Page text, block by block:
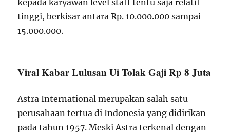
kepada karyawan level staff tentu saja relatif
tinggi, berkisar antara Rp. 10.000.000 sampai
15.000.000.
Viral Kabar Lulusan Ui Tolak Gaji Rp 8 Juta
Astra International merupakan salah satu
perusahaan tertua di Indonesia yang didirikan
pada tahun 1957. Meski Astra terkenal dengan